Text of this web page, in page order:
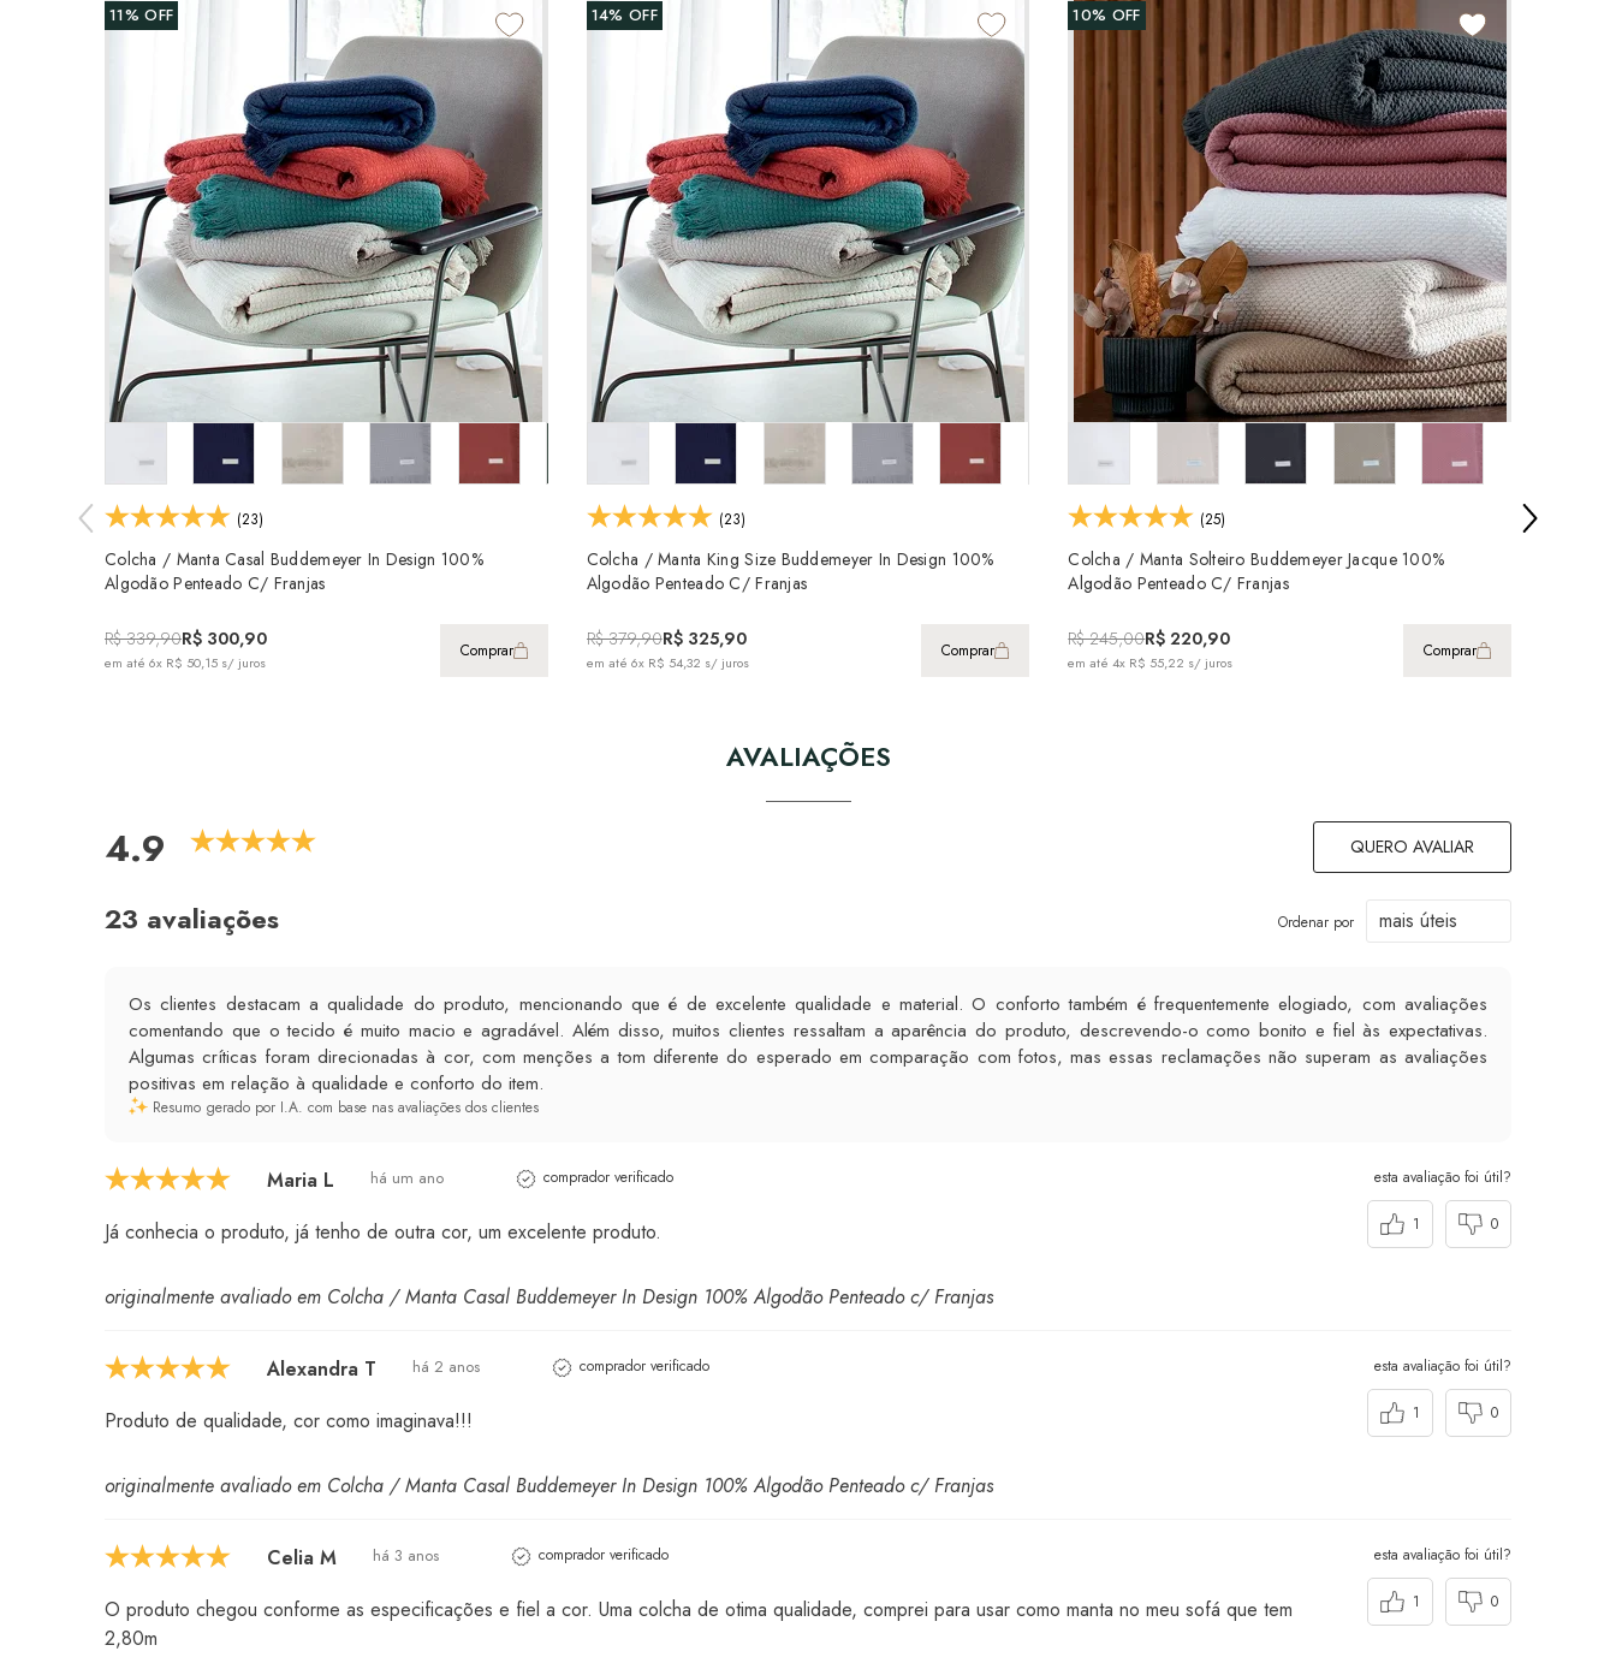
11% OFF
(23)
Colcha / Manta Casal Buddemeyer In Design 100%
Algodão Penteado C/ Franjas
R$ 339,90R$ 300,90
em até 6x R$ 50,15 s/ juros
Comprar
14% OFF
(23)
Colcha / Manta King Size Buddemeyer In Design 100%
Algodão Penteado C/ Franjas
R$ 379,90R$ 325,90
em até 6x R$ 54,32 s/ juros
Comprar
10% OFF
(25)
Colcha / Manta Solteiro Buddemeyer Jacque 100%
Algodão Penteado C/ Franjas
R$ 245,00R$ 220,90
em até 4x R$ 55,22 s/ juros
Comprar
AVALIAÇÕES
4.9 QUERO AVALIAR
23 avaliações Ordenar por
Os clientes destacam a qualidade do produto, mencionando que é de excelente qualidade e material. O conforto também é frequentemente elogiado, com avaliações
comentando que o tecido é muito macio e agradável. Além disso, muitos clientes ressaltam a aparência do produto, descrevendo-o como bonito e fiel às expectativas.
Algumas críticas foram direcionadas à cor, com menções a tom diferente do esperado em comparação com fotos, mas essas reclamações não superam as avaliações
positivas em relação à qualidade e conforto do item.
Resumo gerado por I.A. com base nas avaliações dos clientes
Maria L há um ano comprador verificado
Já conhecia o produto, já tenho de outra cor, um excelente produto.
originalmente avaliado em Colcha / Manta Casal Buddemeyer In Design 100% Algodão Penteado c/ Franjas
esta avaliação foi útil?
1 0
Alexandra T há 2 anos comprador verificado
Produto de qualidade, cor como imaginava!!!
originalmente avaliado em Colcha / Manta Casal Buddemeyer In Design 100% Algodão Penteado c/ Franjas
esta avaliação foi útil?
1 0
Celia M há 3 anos comprador verificado
O produto chegou conforme as especificações e fiel a cor. Uma colcha de otima qualidade, comprei para usar como manta no meu sofá que tem
2,80m
esta avaliação foi útil?
1 0